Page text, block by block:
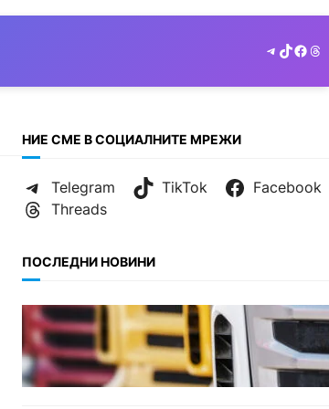
Telegram
TikTok
НИЕ СМЕ В СОЦИАЛНИТЕ МРЕЖИ
Telegram TikTok
Facebook
Threads
ПОСЛЕДНИ НОВИНИ
БЪЛГАРИЯ
Нови ограничения за
камионите над 12 тона по
ключови пътища през август